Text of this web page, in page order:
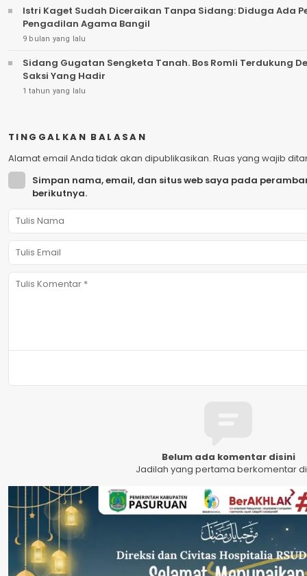
Istri Kaget Sudah Diceraikan Tanpa Sidang: Diduga Ada
Pengadilan Agama Bangil
9 bulan yang lalu
Sidang Gugatan Sengketa Tanah. Bos Romli Terdukung
Saksi Yang Hadir
1 tahun yang lalu
TINGGALKAN BALASAN
Alamat email Anda tidak akan dipublikasikan. Ruas yang wajib
Simpan nama, email, dan situs web saya pada
berikutnya.
Belum ada komentar disini
Jadilah yang pertama berkomentar